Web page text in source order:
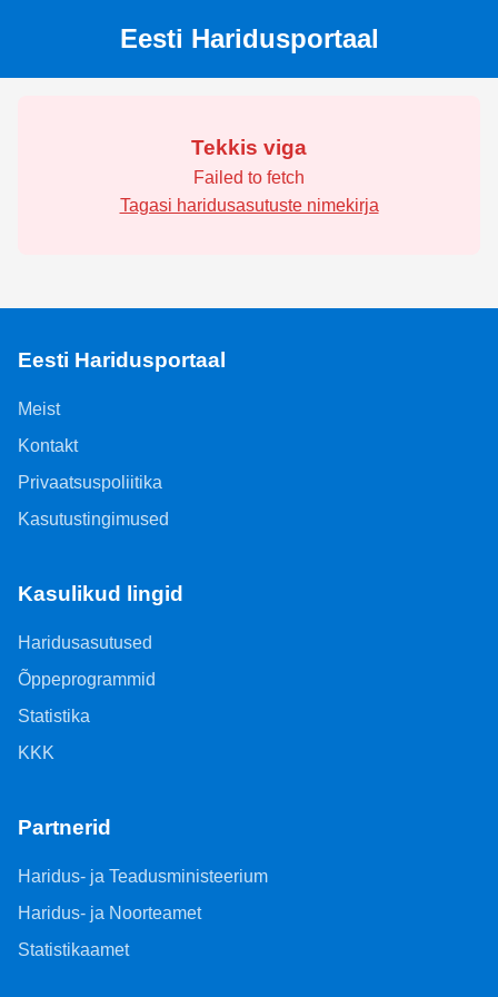
Eesti Haridusportaal
Tekkis viga
Failed to fetch
Tagasi haridusasutuste nimekirja
Eesti Haridusportaal
Meist
Kontakt
Privaatsuspoliitika
Kasutustingimused
Kasulikud lingid
Haridusasutused
Õppeprogrammid
Statistika
KKK
Partnerid
Haridus- ja Teadusministeerium
Haridus- ja Noorteamet
Statistikaamet